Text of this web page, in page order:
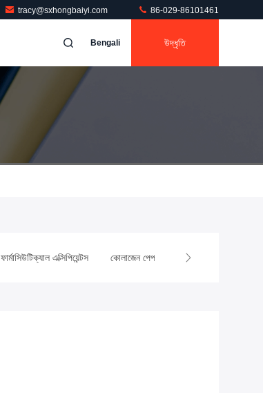
tracy@sxhongbaiyi.com 86-029-86101461
Bengali উদ্ধৃতি
ফার্মাসিউটিক্যাল এক্সিপিয়েন্টস কোলাজেন পেপটাইড